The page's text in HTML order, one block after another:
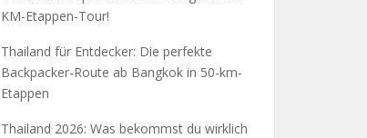
KM-Etappen-Tour!
Thailand für Entdecker: Die perfekte
Backpacker-Route ab Bangkok in 50-km-
Etappen
Thailand 2026: Was bekommst du wirklich